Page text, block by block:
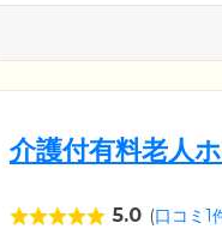
敵なお部屋をつくっ
を自由にお持ち込み
介護付有料老人
5.0 (口コミ1